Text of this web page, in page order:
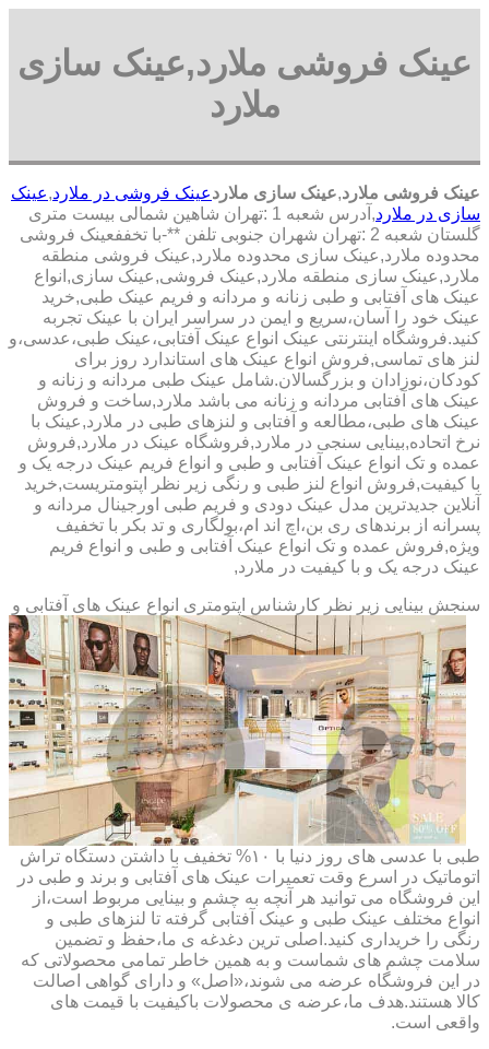
عینک فروشی ملارد,عینک سازی
ملارد
عینک فروشی ملارد,عینک سازی ملاردعینک فروشی در ملارد,عینک
سازی در ملارد
,آدرس شعبه 1 :تهران شاهین شمالی بیست متری
گلستان شعبه 2 :تهران شهران جنوبی تلفن **-با تخففعینک فروشی
محدوده ملارد,عینک سازی محدوده ملارد,عینک فروشی منطقه
ملارد,عینک سازی منطقه ملارد,عینک فروشی,عینک سازی,انواع
عینک های آفتابی و طبی زنانه و مردانه و فریم عینک طبی,خرید
عینک خود را آسان،سریع و ایمن در سراسر ایران با عینک تجربه
کنید.فروشگاه اینترنتی عینک انواع عینک آفتابی،عینک طبی،عدسی،و
لنز های تماسی,فروش انواع عینک های استاندارد روز برای
کودکان،نوزادان و بزرگسالان.شامل عینک طبی مردانه و زنانه و
عینک های آفتابی مردانه و زنانه می باشد ملارد,ساخت و فروش
عینک های طبی،مطالعه و آفتابی و لنزهای طبی در ملارد,عینک با
نرخ اتحاده,بینایی سنجی در ملارد,فروشگاه عینک در ملارد,فروش
عمده و تک انواع عینک آفتابی و طبی و انواع فریم عینک درجه یک و
با کیفیت,فروش انواع لنز طبی و رنگی زیر نظر اپتومتریست,خرید
آنلاین جدیدترین مدل عینک دودی و فریم طبی اورجینال مردانه و
پسرانه از برندهای ری بن،اچ اند ام،بولگاری و تد بکر با تخفیف
ویژه,فروش عمده و تک انواع عینک آفتابی و طبی و انواع فریم
عینک درجه یک و با کیفیت در ملارد,
سنجش بینایی زیر نظر کارشناس اپتومتری انواع عینک های آفتابی و
طبی با عدسی های روز دنیا با ۱۰% تخفیف با داشتن دستگاه تراش
اتوماتیک در اسرع وقت تعمیرات عینک های آفتابی و برند و طبی در
این فروشگاه می توانید هر آنچه به چشم و بینایی مربوط است،از
انواع مختلف عینک طبی و عینک آفتابی گرفته تا لنزهای طبی و
رنگی را خریداری کنید.اصلی ترین دغدغه ی ما،حفظ و تضمین
سلامت چشم های شماست و به همین خاطر تمامی محصولاتی که
در این فروشگاه عرضه می شوند،«اصل» و دارای گواهی اصالت
کالا هستند.هدف ما،عرضه ی محصولات باکیفیت با قیمت های
واقعی است.